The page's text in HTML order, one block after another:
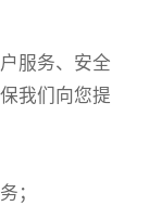
服务、安全
我们向您提
；